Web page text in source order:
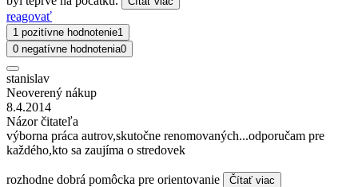
reagovať
1 pozitívne hodnotenie1
0 negatívne hodnotenia0
stanislav
Neoverený nákup
8.4.2014
Názor čitateľa
výborna práca autrov,skutočne renomovaných...odporučam pre
každého,kto sa zaujíma o stredovek
rozhodne dobrá pomôcka pre orientovanie Čítať viac